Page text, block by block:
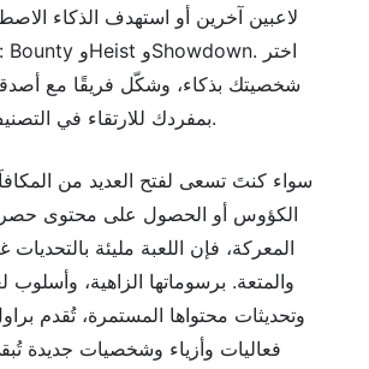
لاعبين آخرين أو استهدف الذكاء
شخصيتك بذكاء، وشكّل فريقًا مع
بمفردك للارتقاء في التصنيف.
سواء كنتَ تسعى لفتح العديد من
الكؤوس أو الحصول على محتوى
المعركة، فإن اللعبة مليئة بالتحديات
والمتعة. برسوماتها الزاهية، وأسلوب
وتحديثات محتواها المستمرة، تُقدم
فعاليات وأزياء وشخصيات جديدة